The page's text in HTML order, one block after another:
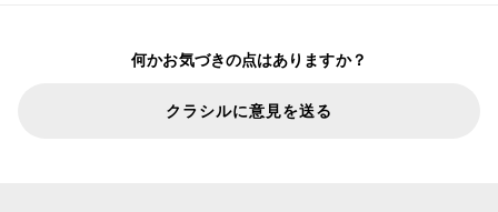
何かお気づきの点はありますか？
クラシルに意見を送る